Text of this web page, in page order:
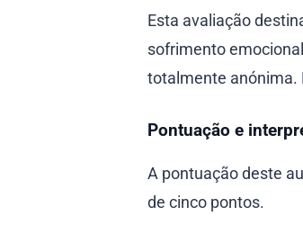
Esta avaliação
sofrimento
totalmente anónima.
Pontuação e
A pontuação deste
de cinco pontos.